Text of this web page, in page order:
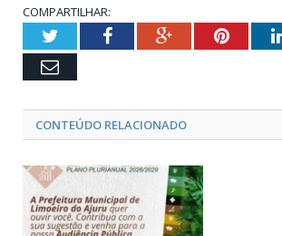
COMPARTILHAR:
TwitterFacebookGoogle+
Email
CONTEÚDO RELACIONADO